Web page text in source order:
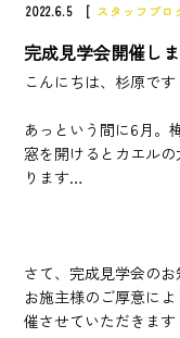
2022.6.5 [ スタッフブロ
完成見学会開催し
こんにちは、杉原です
あっという間に6月。
窓を開けるとカエル
ります…
さて、完成見学会のお
お施主様のご厚意に
催させていただきます